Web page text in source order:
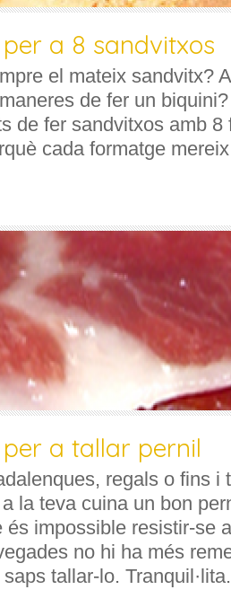
a 8 sandvitxos
el mateix sandvitx?
de fer un
de fer sandvitxos amb 8
cada formatge
a tallar pernil
regals o fins i
la teva cuina un bon
és impossible resistir-se
no hi ha més
tallar-lo.